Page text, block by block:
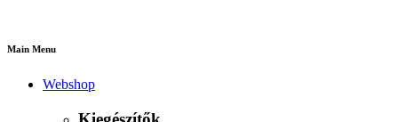
Main Menu
Webshop